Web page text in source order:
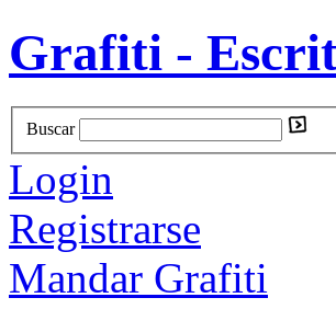
Grafiti -
Buscar
Login
Registrarse
Mandar Grafiti